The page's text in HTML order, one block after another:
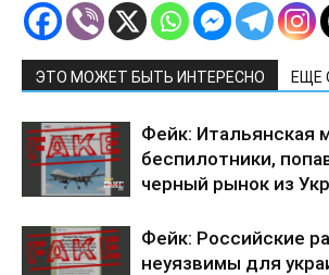
ЭТО МОЖЕТ БЫТЬ ИНТЕРЕСНО ЕЩЕ
Фейк: Итальянская
беспилотники,
черный рынок из
Фейк: Российские
неуязвимы для